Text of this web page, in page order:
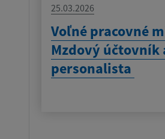
25.03.2026
Voľné pracovné
Mzdový účtovník
personalista